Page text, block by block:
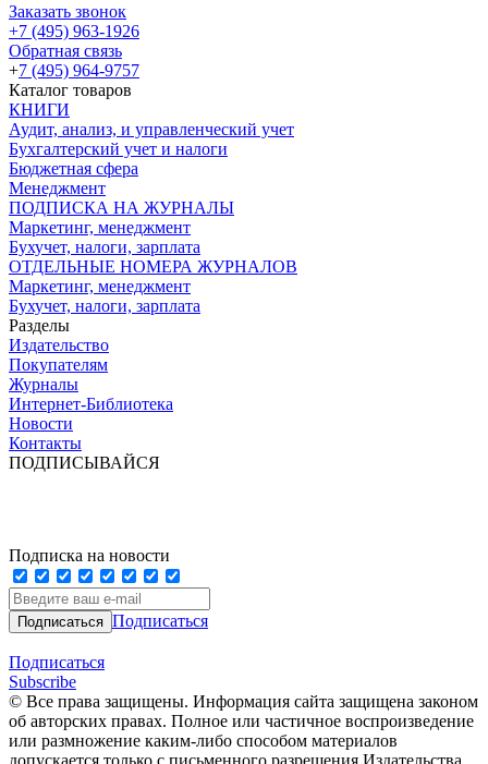
Заказать звонок
+7 (495) 963-1926
Обратная связь
+7 (495) 964-9757
Каталог товаров
КНИГИ
Аудит, анализ, и управленческий учет
Бухгалтерский учет и налоги
Бюджетная сфера
Менеджмент
ПОДПИСКА НА ЖУРНАЛЫ
Маркетинг, менеджмент
Бухучет, налоги, зарплата
ОТДЕЛЬНЫЕ НОМЕРА ЖУРНАЛОВ
Маркетинг, менеджмент
Бухучет, налоги, зарплата
Разделы
Издательство
Покупателям
Журналы
Интернет-Библиотека
Новости
Контакты
ПОДПИСЫВАЙСЯ
Подписка на новости
Подписаться
Подписаться
Subscribe
© Все права защищены. Информация сайта защищена законом
об авторских правах. Полное или частичное воспроизведение
или размножение каким-либо способом материалов
допускается только с письменного разрешения Издательства